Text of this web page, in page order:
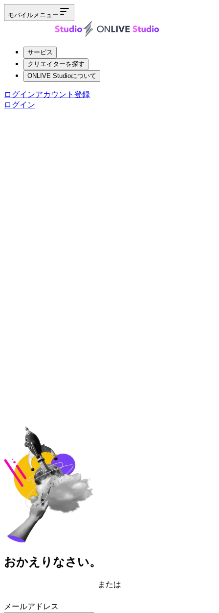
モバイルメニュー
サービス
クリエイターを探す
ONLIVE Studioについて
ログインアカウント登録
ログイン
おかえりなさい。
または
メールアドレス